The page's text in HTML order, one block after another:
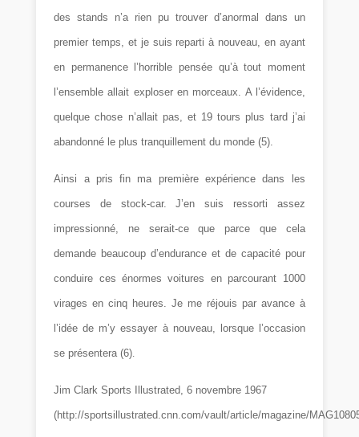
des stands n’a rien pu trouver d’anormal dans un
premier temps, et je suis reparti à nouveau, en ayant
en permanence l’horrible pensée qu’à tout moment
l’ensemble allait exploser en morceaux. A l’évidence,
quelque chose n’allait pas, et 19 tours plus tard j’ai
abandonné le plus tranquillement du monde (5).
Ainsi a pris fin ma première expérience dans les
courses de stock-car. J’en suis ressorti assez
impressionné, ne serait-ce que parce que cela
demande beaucoup d’endurance et de capacité pour
conduire ces énormes voitures en parcourant 1000
virages en cinq heures. Je me réjouis par avance à
l’idée de m’y essayer à nouveau, lorsque l’occasion
se présentera (6).
Jim ClarkSports Illustrated, 6 novembre 1967
(http://sportsillustrated.cnn.com/vault/article/magazine/